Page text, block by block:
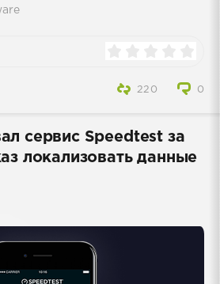
0
220
сервис Speedtest за
локализовать данные